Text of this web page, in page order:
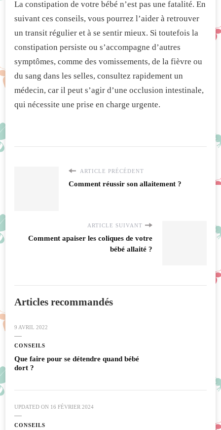
La constipation de votre bébé n’est pas une fatalité. En
suivant ces conseils, vous pourrez l’aider à retrouver
un transit régulier et à se sentir mieux. Si toutefois la
constipation persiste ou s’accompagne d’autres
symptômes, comme des vomissements, de la fièvre ou
du sang dans les selles, consultez rapidement un
médecin, car il peut s’agir d’une occlusion intestinale,
qui nécessite une prise en charge urgente.
ARTICLE PRÉCÉDENT
Comment réussir son allaitement ?
ARTICLE SUIVANT
Comment apaiser les coliques de votre
bébé allaité ?
Articles recommandés
9 AVRIL 2022
CONSEILS
Que faire pour se détendre quand bébé
dort ?
UPDATED ON 16 FÉVRIER 2024
CONSEILS